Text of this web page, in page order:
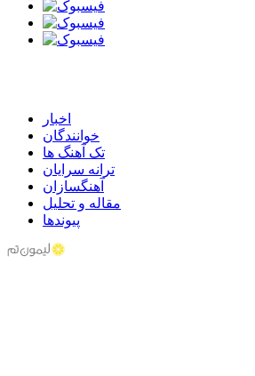
اخبار
خوانندگان
تک آهنگ ها
ترانه سرایان
آهنگسازان
مقاله و تحلیل
پیوندها